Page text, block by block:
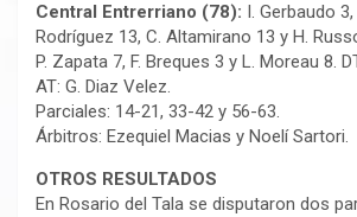
Central Entrerriano (78): I. Gerbaudo
Rodríguez 13, C. Altamirano 13 y H.
P. Zapata 7, F. Breques 3 y L. Moreau 8.
AT: G. Diaz Velez.
Parciales: 14-21, 33-42 y 56-63.
Árbitros: Ezequiel Macias y Noelí Sartori.
OTROS RESULTADOS
En Rosario del Tala se disputaron dos